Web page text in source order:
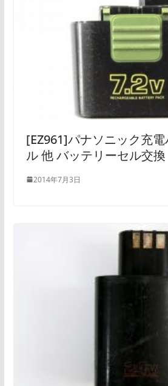
[EZ961]パナソニック充電
ル 他 バッテリーセル交換
2014年7月3日